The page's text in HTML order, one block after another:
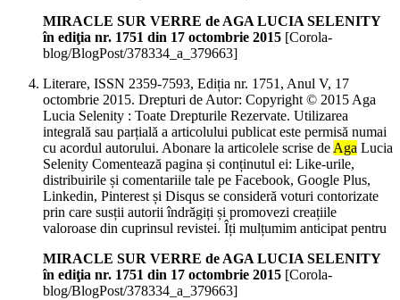
MIRACLE SUR VERRE de AGA LUCIA SELENITY
în ediţia nr. 1751 din 17 octombrie 2015 [Corola-
blog/BlogPost/378334_a_379663]
Literare, ISSN 2359-7593, Ediția nr. 1751, Anul V, 17
octombrie 2015. Drepturi de Autor: Copyright © 2015 Aga
Lucia Selenity : Toate Drepturile Rezervate. Utilizarea
integrală sau parțială a articolului publicat este permisă numai
cu acordul autorului. Abonare la articolele scrise deAga Lucia
Selenity Comentează pagina și conținutul ei: Like-urile,
distribuirile și comentariile tale pe Facebook, Google Plus,
Linkedin, Pinterest și Disqus se consideră voturi contorizate
prin care susții autorii îndrăgiți și promovezi creațiile
valoroase din cuprinsul revistei. Îți mulțumim anticipat pentru
MIRACLE SUR VERRE de AGA LUCIA SELENITY
în ediţia nr. 1751 din 17 octombrie 2015 [Corola-
blog/BlogPost/378334_a_379663]